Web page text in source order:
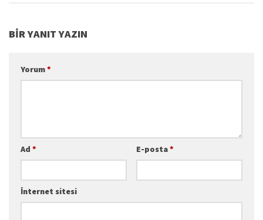
BIR YANIT YAZIN
Yorum*
Ad * E-posta*
İnternet sitesi